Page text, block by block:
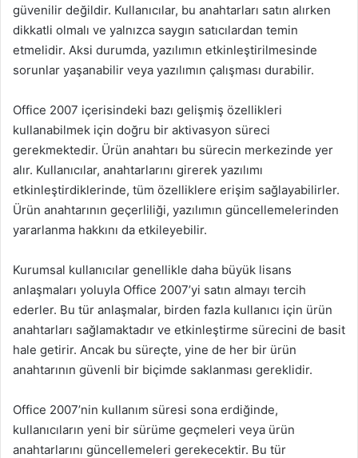
güvenilir değildir. Kullanıcılar, bu anahtarları satın alırken
dikkatli olmalı ve yalnızca saygın satıcılardan temin
etmelidir. Aksi durumda, yazılımın etkinleştirilmesinde
sorunlar yaşanabilir veya yazılımın çalışması durabilir.
Office 2007 içerisindeki bazı gelişmiş özellikleri
kullanabilmek için doğru bir aktivasyon süreci
gerekmektedir. Ürün anahtarı bu sürecin merkezinde yer
alır. Kullanıcılar, anahtarlarını girerek yazılımı
etkinleştirdiklerinde, tüm özelliklere erişim sağlayabilirler.
Ürün anahtarının geçerliliği, yazılımın güncellemelerinden
yararlanma hakkını da etkileyebilir.
Kurumsal kullanıcılar genellikle daha büyük lisans
anlaşmaları yoluyla Office 2007’yi satın almayı tercih
ederler. Bu tür anlaşmalar, birden fazla kullanıcı için ürün
anahtarları sağlamaktadır ve etkinleştirme sürecini de basit
hale getirir. Ancak bu süreçte, yine de her bir ürün
anahtarının güvenli bir biçimde saklanması gereklidir.
Office 2007’nin kullanım süresi sona erdiğinde,
kullanıcıların yeni bir sürüme geçmeleri veya ürün
anahtarlarını güncellemeleri gerekecektir. Bu tür